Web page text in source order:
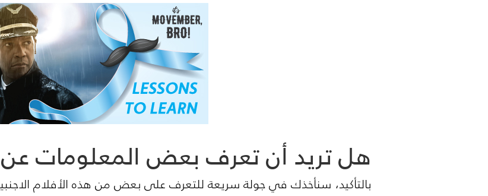
هل تريد أن تعرف بعض المعلومات عن
بالتأكيد، سنأخذك في جولة سريعة للتعرف على بعض من هذه الأفلام